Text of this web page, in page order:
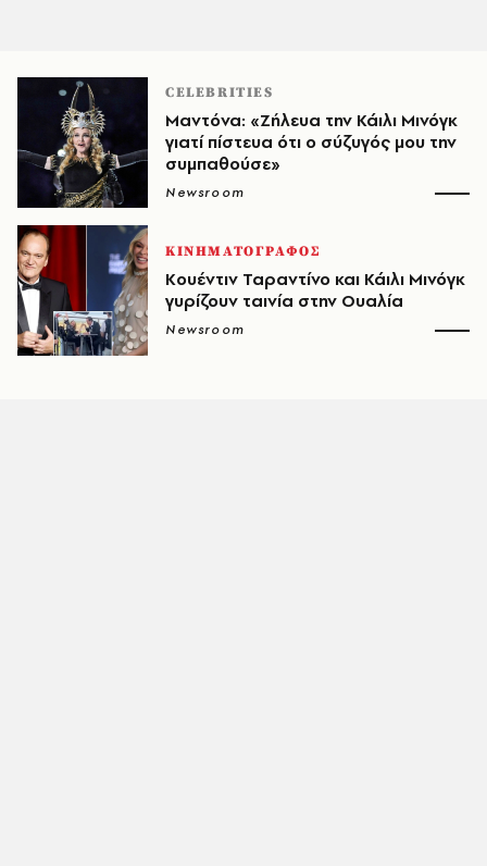
CELEBRITIES
Μαντόνα: «Ζήλευα την Κάιλι Μινόγκ
γιατί πίστευα ότι ο σύζυγός μου την
συμπαθούσε»
Newsroom
ΚΙΝΗΜΑΤΟΓΡΑΦΟΣ
Κουέντιν Ταραντίνο και Κάιλι Μινόγκ
γυρίζουν ταινία στην Ουαλία
Newsroom